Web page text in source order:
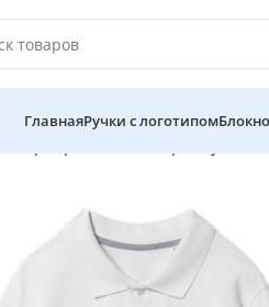
ГлавнаяРучки с логотипом